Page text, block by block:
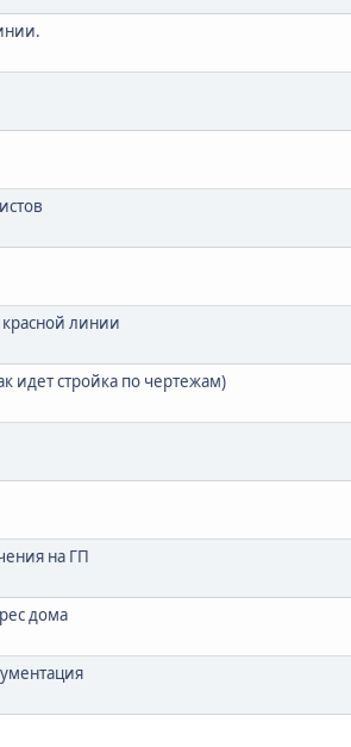
линии
идет стройка по чертежам)
на ГП
дома